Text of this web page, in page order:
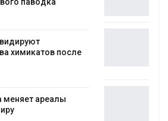
2026
исследование показало
экологических расчётов
премию
2026»